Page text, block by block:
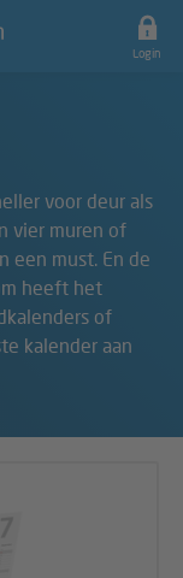
Login
voor deur als
vier muren of
een must. En de
heeft het
of
kalender aan